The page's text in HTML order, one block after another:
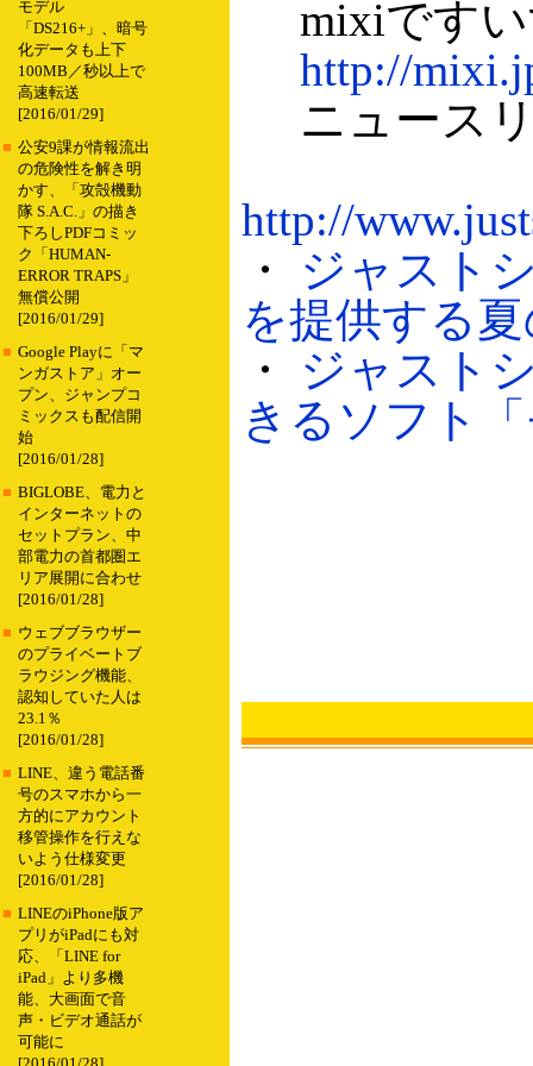
モデル
「DS216+」、暗号
化データも上下
100MB／秒以上で
高速転送
[2016/01/29]
■ 公安9課が情報流出
の危険性を解き明
かす、「攻殻機動
隊 S.A.C.」の描き
下ろしPDFコミッ
ク「HUMAN-
ERROR TRAPS」
無償公開
[2016/01/29]
■ Google Playに「マ
ンガストア」オー
プン、ジャンプコ
ミックスも配信開
始
[2016/01/28]
■ BIGLOBE、電力と
インターネットの
セットプラン、中
部電力の首都圏エ
リア展開に合わせ
[2016/01/28]
■ ウェブブラウザー
のプライベートブ
ラウジング機能、
認知していた人は
23.1％
[2016/01/28]
■ LINE、違う電話番
号のスマホから一
方的にアカウント
移管操作を行えな
いよう仕様変更
[2016/01/28]
■ LINEのiPhone版ア
プリがiPadにも対
応、「LINE for
iPad」より多機
能、大画面で音
声・ビデオ通話が
可能に
mixiですい
http://
ニュース
http://
・ ジャスト
を提供する
・ ジャスト
きるソフト